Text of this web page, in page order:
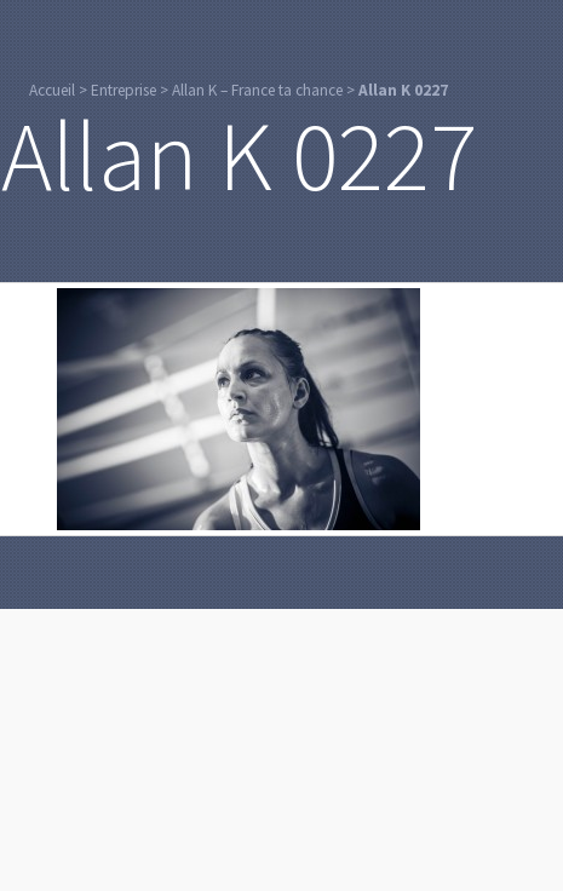
Accueil >Entreprise >Allan K – France ta chance >Allan K 0227
Allan K 0227